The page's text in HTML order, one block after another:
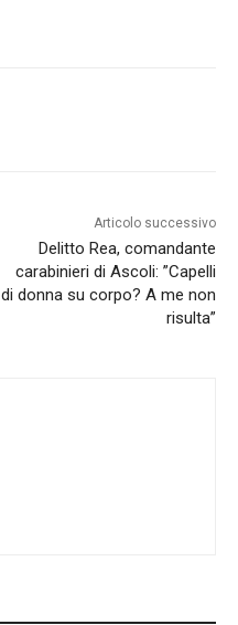
Articolo successivo
Delitto Rea, comandante
carabinieri di Ascoli: ”Capelli
di donna su corpo? A me non
risulta”